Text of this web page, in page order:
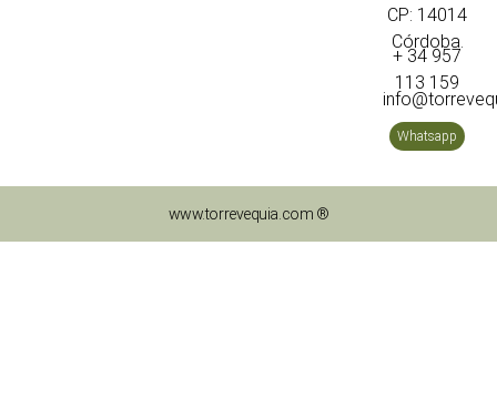
CP: 14014
Córdoba.
+ 34 957
113 159
Whatsapp
www.torrevequia.com ®